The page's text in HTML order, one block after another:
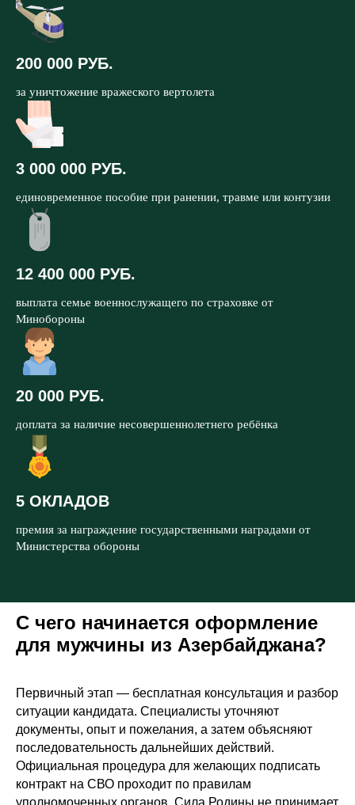
200 000 РУБ.
за уничтожение вражеского вертолета
3 000 000 РУБ.
единовременное пособие при ранении, травме или контузии
12 400 000 РУБ.
выплата семье военнослужащего по страховке от
Минобороны
20 000 РУБ.
доплата за наличие несовершеннолетнего ребёнка
5 ОКЛАДОВ
премия за награждение государственными наградами от
Министерства обороны
С чего начинается оформление
для мужчины из Азербайджана?
Первичный этап — бесплатная консультация и разбор
ситуации кандидата. Специалисты уточняют
документы, опыт и пожелания, а затем объясняют
последовательность дальнейших действий.
Официальная процедура для желающих подписать
контракт на СВО проходит по правилам
уполномоченных органов. Сила Родины не принимает